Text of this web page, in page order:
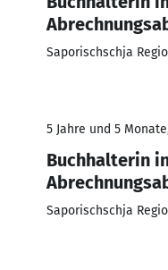
Saporischschja
5 Jahre und 5
Buchhalterin
Saporischschja